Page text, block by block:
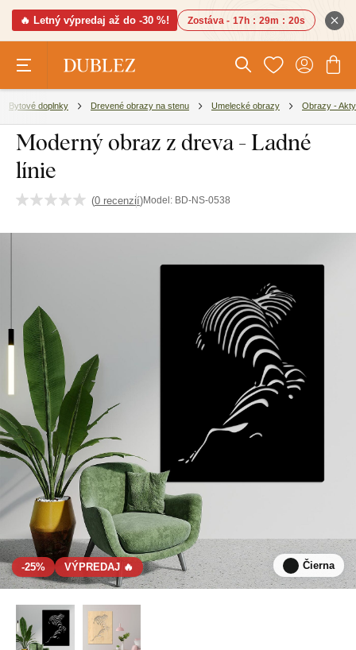
🔥 Letný výpredaj až do -30 %! Zostáva - 17h : 29m : 19s
Bytové doplnky Drevené obrazy na stenu Umelecké obrazy Obrazy - Akty
Moderný obraz z dreva - Ladné
línie
(0 recenzií)Model: BD-NS-0538
-25% VÝPREDAJ 🔥 Čierna